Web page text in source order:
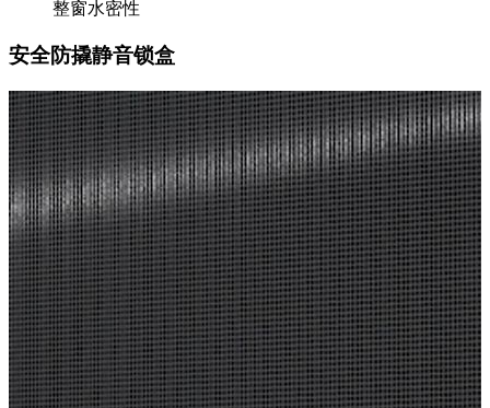
整窗水密性
安全防撬静音锁盒